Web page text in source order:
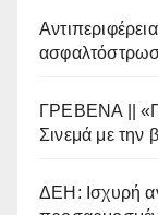
ΓΡΕΒΕΝΑ ||
Σινεμά με την
ΔΕΗ: Ισχυρή